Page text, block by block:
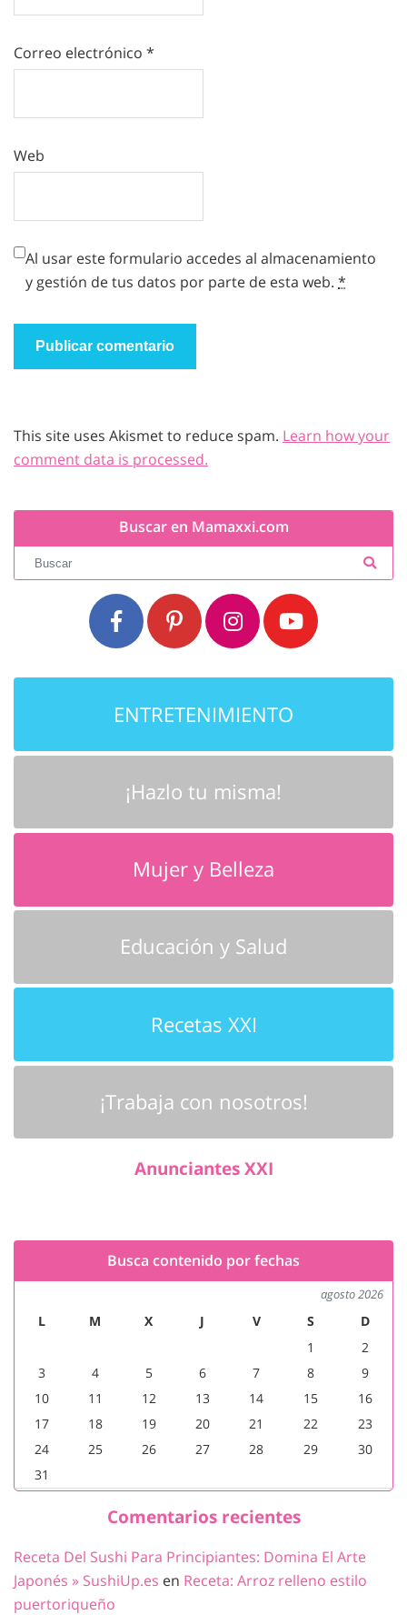
Correo electrónico *
Web
Al usar este formulario accedes al almacenamiento
y gestión de tus datos por parte de esta web. *
This site uses Akismet to reduce spam. Learn how your
comment data is processed.
Buscar en Mamaxxi.com
ENTRETENIMIENTO
¡Hazlo tu misma!
Mujer y Belleza
Educación y Salud
Recetas XXI
¡Trabaja con nosotros!
Anunciantes XXI
Busca contenido por fechas
agosto 2026
L M X J V S
D
1
2
3
4 5 6 7 8
9
10
11 12 13 14 15
16
17
18 19 20 21 22
23
24
25 26 27 28 29
30
31
Comentarios recientes
Receta Del Sushi Para Principiantes: Domina El Arte
Japonés » SushiUp.es en Receta: Arroz relleno estilo
puertoriqueño